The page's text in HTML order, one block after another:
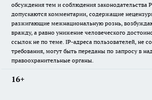
обсуждения тем и соблюдения законодательства
допускаются комментарии, содержащие
разжигающие межнациональную рознь,
вражду, а равно унижение человеческого
ссылок не по теме. IP-адреса пользователей, не
требования, могут быть переданы по запросу в
правоохранительные органы.
16+